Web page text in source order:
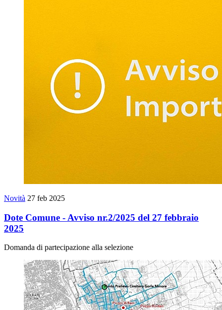
Novità 27 feb 2025
Dote Comune - Avviso nr.2/2025 del 27 febbraio
2025
Domanda di partecipazione alla selezione